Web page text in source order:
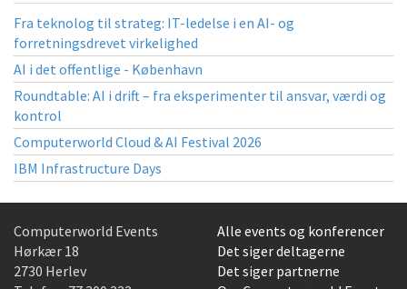
Fra teknolog til strateg: IT-ledelse i en AI- og
forretningsdrevet virkelighed
AI i det offentlige - København
Roundtable: AI i drift – fra eksperimenter til ansvar, værdi og
kontrol
Computerworld Cloud & AI Festival 2026
IBM Infrastructure Days
Computerworld Events
Hørkær 18
2730 Herlev
Alle events og konferencer
Det siger deltagerne
Det siger partnerne